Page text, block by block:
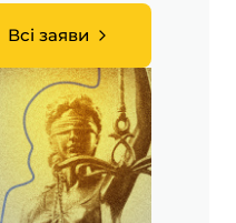
Всі заяви